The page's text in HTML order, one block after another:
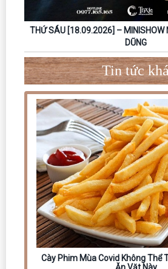
THỨ SÁU [18.09.2026] – MINISHOW
DŨNG
Tin tức
Cày Phim Mùa Covid Không Thể